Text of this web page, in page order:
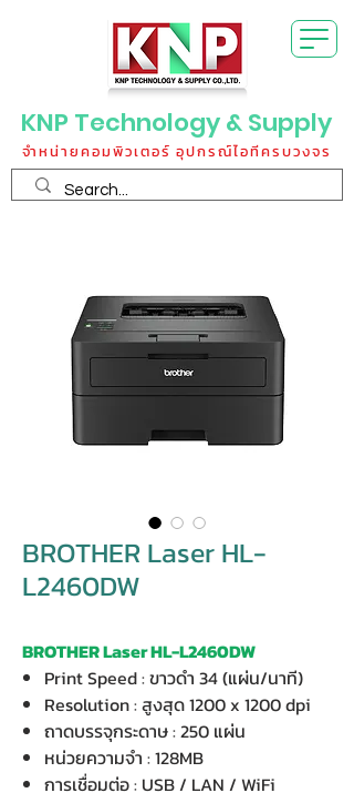
KNP Technology & Supply
จำหน่ายคอมพิวเตอร์ อุปกรณ์ไอทีครบวงจร
BROTHER Laser HL-
L2460DW
BROTHER Laser HL-L2460DW
Print Speed : ขาวดำ 34 (แผ่น/นาที)
Resolution : สูงสุด 1200 x 1200 dpi
ถาดบรรจุกระดาษ : 250 แผ่น
หน่วยความจำ : 128MB
การเชื่อมต่อ : USB / LAN / WiFi